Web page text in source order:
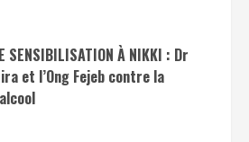
SENSIBILISATION À NIKKI : Dr
et l’Ong Fejeb contre la